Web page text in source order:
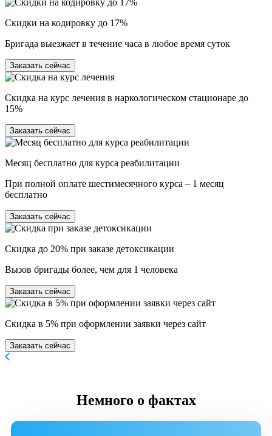
Скидки на кодировку до 17%
Бригада выезжает в течение часа в любое время суток
Заказать сейчас
Скидка на курс лечения в наркологическом стационаре до
15%
Заказать сейчас
Месяц бесплатно для курса реабилитации
При полной оплате шестимесячного курса – 1 месяц
бесплатно
Заказать сейчас
Скидка до 20% при заказе детоксикации
Вызов бригады более, чем для 1 человека
Заказать сейчас
Скидка в 5% при оформлении заявки через сайт
Заказать сейчас
Немного о фактах